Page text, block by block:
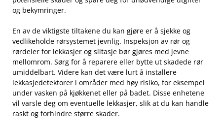
og bekymringer.
En ​av​ de‍ viktigste ‌tiltakene du⁢ kan gjøre er å ​sjekke og ​
vedlikeholde rørsystemet jevnlig. Inspeksjon av rør og
rørdeler⁣ for lekkasjer og slitasje bør gjøres med jevne
mellomrom. Sørg for å ⁣reparere eller‌ bytte ut skadede rør
umiddelbart.‍ Videre kan⁤ det være lurt å ​installere‌
lekkasjedetektorer ​i områder med høy risiko, for eksempel⁣
under ​vasken​ på kjøkkenet⁣ eller på badet. Disse enhetene
vil varsle​ deg om eventuelle lekkasjer, slik ⁢at du kan handle
⁣raskt og ​forhindre større skader.